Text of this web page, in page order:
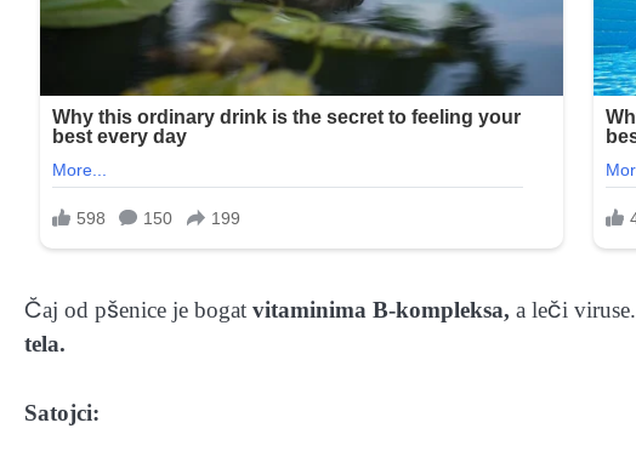
Čaj od pšenice je bogat vitaminima B-kompleksa, a leči
tela.
Satojci: